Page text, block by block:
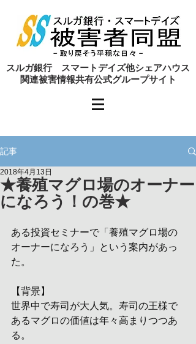
​スルガ銀行 スマートデイズ他シェアハウス
関連被害情報共有公式グループサイト
記事
★養殖マグロ場のオーナー
になろう！の巻★
2018年4月13日
ある投資セミナーで「養殖マグロ場の
オーナーになろう」という案内があっ
た。
【背景】
世界中で寿司が大人気。寿司の王様で
あるマグロの価値は年々高まりつつあ
る。